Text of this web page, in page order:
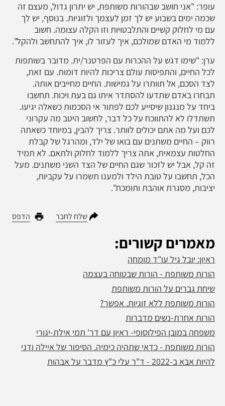
עופר: "אני חושב שבהורות משותפת, יש יתרון גדול, מעצם זה
שכמה ימים בשבוע יש לך זמן לעצמך ולזוגיות. בנוסף, יש לך
עם מי לחלוק קשיים והתלבטויות וזו הקלה עצומה. חשוב
ללמוד מי האדם שמולכם, איך לעזור לו, איך להתחשב ולהקל".
ערן: "שימו דגש על ההכרות עם הפרטנר/ית. מדובר בשותפות
לכל החיים, והתפיסות עולם צריכות להיות דומות. עם זאת,
לצד הסכם, אל תוותרו על גמישות. החיים מחייבים אותה.
תבחרו באדם שתדעו להסתדר איתו גם בעת ויכוח. תחשבו
ביחד על מנגנון שיסייע לכם לפתור אי הסכמות כשאלה יגיעו.
תשתדלו לא להתווכח על כל דבר, לחשוב היטב מה עקרוני
לכם ועל מה אתם יכולים לוותר. צריך להבין, במיוחד כשאתה
רווק – החיים משתנים עם בואו של ילד, ומהרגל של קבלת
החלטות עצמאית, אתה צריך ללמוד לחלוק ולתאם. לא תמיד
זה קל, אבל יש לזכור שגם החיים של הצד השני משתנים. מעל
הכל, תחשבו על טובת הילד ולמענו תשמרו על עקביות,
יציבות, מסגרת אוהבת ותומכת".
שלח לחבר הדפס
מאמרים קשורים:
ראיון: יובל גיל עו"ד מומחה
הורות משותפת - הורות שבטוחה בעצמה
שיחת גברים על הורות משותפת
הורות משותפת ללא זוגיות. אפשר?
הורות אחרת-נשים מדברות
משפחה במובן הפילוסופי- ראיון עם דר' תמי אילת-יגורי
הורות משותפת - כדאי שתהיה כימיה. הסיפור של איילה ודני
להיות אבא ב-2022 - ד"ר עלי כ"ץ מדבר על אבהות